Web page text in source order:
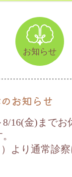
お知らせ
お知らせ
8/16(金)までお
より通常診察